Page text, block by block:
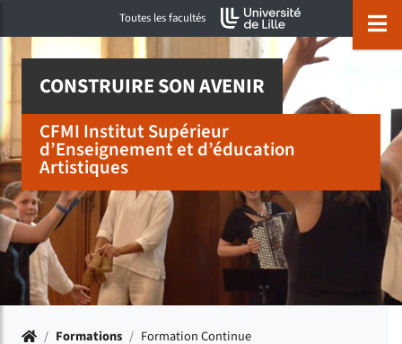
Accéder au menu principal
Accéder à la recherche
Accéder au pied de pageToutes les facultés
CONSTRUIRE SON AVENIR
CFMI Institut Supérieur
d’Enseignement et d’éducation
Artistiques
Accueil
/ Formations / Formation Continue